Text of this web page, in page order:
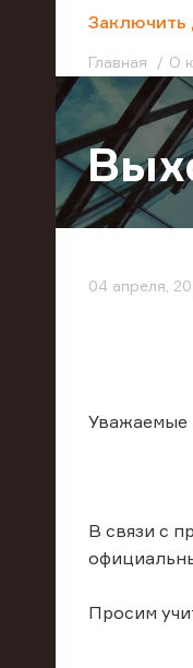
Заключить
Главная О
04 апреля,
Уважаемые
В связи с
Просим